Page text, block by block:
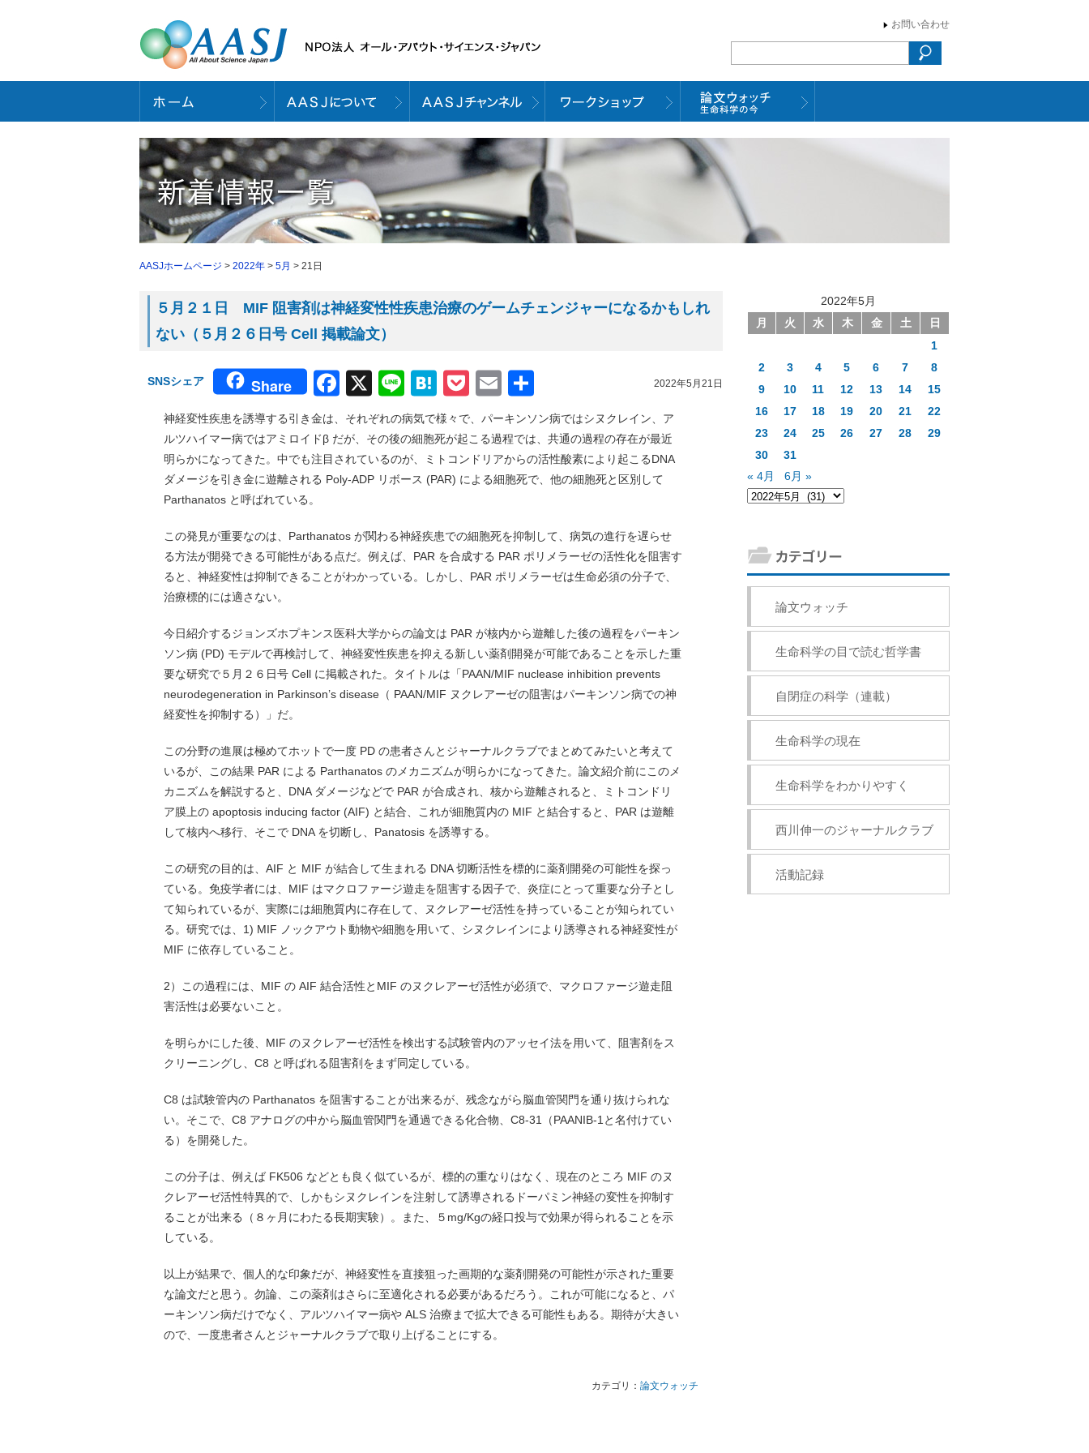
お問い合わせ
AASJホームページ > 2022年 > 5月 > 21日
５月２１日 MIF 阻害剤は神経変性性疾患治療のゲームチェンジャーになるかもしれ
ない（５月２６日号 Cell 掲載論文）
2022年5月21日
SNSシェア Share Facebook
X LineHatena
Pocket
Email
有
神経変性疾患を誘導する引き金は、それぞれの病気で様々で、パーキンソン病ではシヌクレイン、ア
ルツハイマー病ではアミロイドβ だが、その後の細胞死が起こる過程では、共通の過程の存在が最近
明らかになってきた。中でも注目されているのが、ミトコンドリアからの活性酸素により起こるDNA
ダメージを引き金に遊離される Poly-ADP リボース (PAR) による細胞死で、他の細胞死と区別して
Parthanatos と呼ばれている。
この発見が重要なのは、Parthanatos が関わる神経疾患での細胞死を抑制して、病気の進行を遅らせ
る方法が開発できる可能性がある点だ。例えば、PAR を合成する PAR ポリメラーゼの活性化を阻害す
ると、神経変性は抑制できることがわかっている。しかし、PAR ポリメラーゼは生命必須の分子で、
治療標的には適さない。
今日紹介するジョンズホプキンス医科大学からの論文は PAR が核内から遊離した後の過程をパーキン
ソン病 (PD) モデルで再検討して、神経変性疾患を抑える新しい薬剤開発が可能であることを示した重
要な研究で５月２６日号 Cell に掲載された。タイトルは「PAAN/MIF nuclease inhibition prevents
neurodegeneration in Parkinson’s disease（ PAAN/MIF ヌクレアーゼの阻害はパーキンソン病での神
経変性を抑制する）」だ。
この分野の進展は極めてホットで一度 PD の患者さんとジャーナルクラブでまとめてみたいと考えて
いるが、この結果 PAR による Parthanatos のメカニズムが明らかになってきた。論文紹介前にこのメ
カニズムを解説すると、DNA ダメージなどで PAR が合成され、核から遊離されると、ミトコンドリ
ア膜上の apoptosis inducing factor (AIF) と結合、これが細胞質内の MIF と結合すると、PAR は遊離
して核内へ移行、そこで DNA を切断し、Panatosis を誘導する。
この研究の目的は、AIF と MIF が結合して生まれる DNA 切断活性を標的に薬剤開発の可能性を探っ
ている。免疫学者には、MIF はマクロファージ遊走を阻害する因子で、炎症にとって重要な分子とし
て知られているが、実際には細胞質内に存在して、ヌクレアーゼ活性を持っていることが知られてい
る。研究では、1) MIF ノックアウト動物や細胞を用いて、シヌクレインにより誘導される神経変性が
MIF に依存していること。
2）この過程には、MIF の AIF 結合活性とMIF のヌクレアーゼ活性が必須で、マクロファージ遊走阻
害活性は必要ないこと。
を明らかにした後、MIF のヌクレアーゼ活性を検出する試験管内のアッセイ法を用いて、阻害剤をス
クリーニングし、C8 と呼ばれる阻害剤をまず同定している。
C8 は試験管内の Parthanatos を阻害することが出来るが、残念ながら脳血管関門を通り抜けられな
い。そこで、C8 アナログの中から脳血管関門を通過できる化合物、C8-31（PAANIB-1と名付けてい
る）を開発した。
この分子は、例えば FK506 などとも良く似ているが、標的の重なりはなく、現在のところ MIF のヌ
クレアーゼ活性特異的で、しかもシヌクレインを注射して誘導されるドーパミン神経の変性を抑制す
ることが出来る（８ヶ月にわたる長期実験）。また、５mg/Kgの経口投与で効果が得られることを示
している。
以上が結果で、個人的な印象だが、神経変性を直接狙った画期的な薬剤開発の可能性が示された重要
な論文だと思う。勿論、この薬剤はさらに至適化される必要があるだろう。これが可能になると、パ
ーキンソン病だけでなく、アルツハイマー病や ALS 治療まで拡大できる可能性もある。期待が大きい
ので、一度患者さんとジャーナルクラブで取り上げることにする。
カテゴリ： 論文ウォッチ
2022年5月
月
火 水 木 金 土
日
1
2
3 4 5 6 7
8
9
10 11 12 13 14
15
16
17 18 19 20 21
22
23
24 25 26 27 28
29
30
31
« 4月
6月 »
論文ウォッチ
生命科学の目で読む哲学書
自閉症の科学（連載）
生命科学の現在
生命科学をわかりやすく
西川伸一のジャーナルクラブ
活動記録